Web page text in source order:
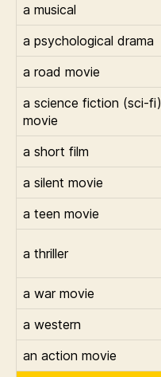
a musical
a psychological drama
a road movie
a science fiction (sci-fi)
movie
a short film
a silent movie
a teen movie
a thriller
a war movie
a western
an action movie